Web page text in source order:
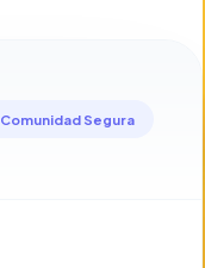
Comunidad Segura